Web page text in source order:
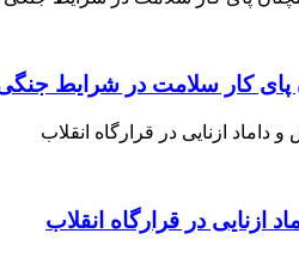
پای کار سلامت در شرایط
در قرارگاه انقلاب